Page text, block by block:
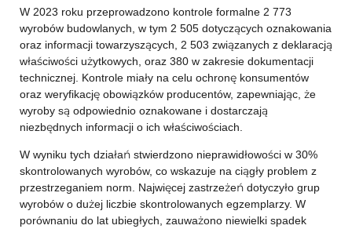
W 2023 roku przeprowadzono kontrole formalne 2 773
wyrobów budowlanych, w tym 2 505 dotyczących oznakowania
oraz informacji towarzyszących, 2 503 związanych z deklaracją
właściwości użytkowych, oraz 380 w zakresie dokumentacji
technicznej. Kontrole miały na celu ochronę konsumentów
oraz weryfikację obowiązków producentów, zapewniając, że
wyroby są odpowiednio oznakowane i dostarczają
niezbędnych informacji o ich właściwościach.
W wyniku tych działań stwierdzono nieprawidłowości w 30%
skontrolowanych wyrobów, co wskazuje na ciągły problem z
przestrzeganiem norm. Najwięcej zastrzeżeń dotyczyło grup
wyrobów o dużej liczbie skontrolowanych egzemplarzy. W
porównaniu do lat ubiegłych, zauważono niewielki spadek